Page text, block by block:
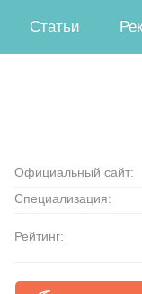
Статьи
Официальный сайт:
Специализация:
Рейтинг: